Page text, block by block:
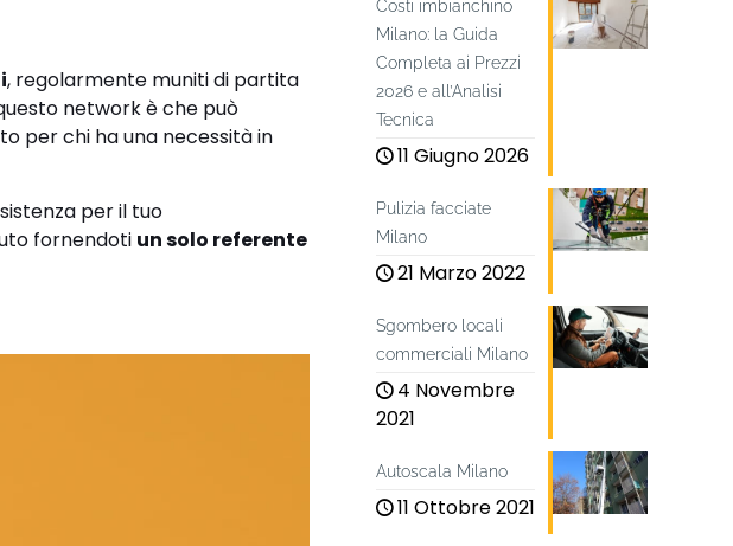
, regolarmente muniti di partita
network è che può
per chi ha una necessità in
per il tuo
fornendoti un solo referente
Costi imbianchino
Milano: la Guida
Completa ai Prezzi
2026 e all’Analisi
Tecnica
11 Giugno 2026
Pulizia facciate
Milano
21 Marzo 2022
Sgombero locali
commerciali Milano
4 Novembre
2021
Autoscala Milano
11 Ottobre 2021